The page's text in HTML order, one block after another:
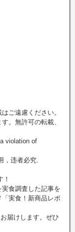
ご遠慮ください。
。無許可の転載、
violation of
，违者必究.
食調査した記事を
実食！新商品レポ
届けします。ぜひ